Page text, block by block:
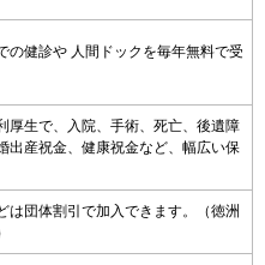
の健診や 人間ドックを毎年無料で受
厚生で、入院、手術、死亡、後遺障
出産祝金、健康祝金など、幅広い保
は団体割引で加入できます。（徳洲